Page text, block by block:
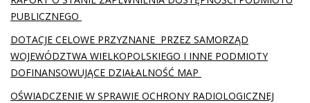
PUBLICZNEGO
DOTACJE CELOWE PRZYZNANE PRZEZ SAMORZĄD
WOJEWÓDZTWA WIELKOPOLSKIEGO I INNE PODMIOTY
DOFINANSOWUJĄCE DZIAŁALNOŚĆ MAP
OŚWIADCZENIE W SPRAWIE OCHRONY RADIOLOGICZNEJ